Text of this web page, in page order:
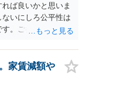
ば良いかと思いま
いにしろ公平性は
。ご参考にしてく
家賃減額や